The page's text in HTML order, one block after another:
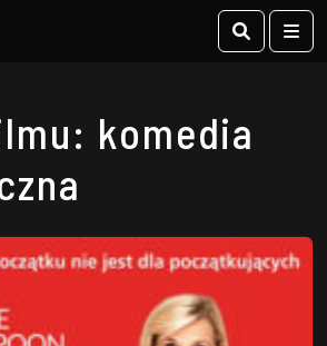
Search
komedia